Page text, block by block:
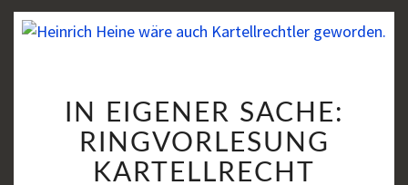
EIGENER
SACHE:
RINGVORLESUNG
IN EIGENER SACHE:
RINGVORLESUNG
KARTELLRECHT